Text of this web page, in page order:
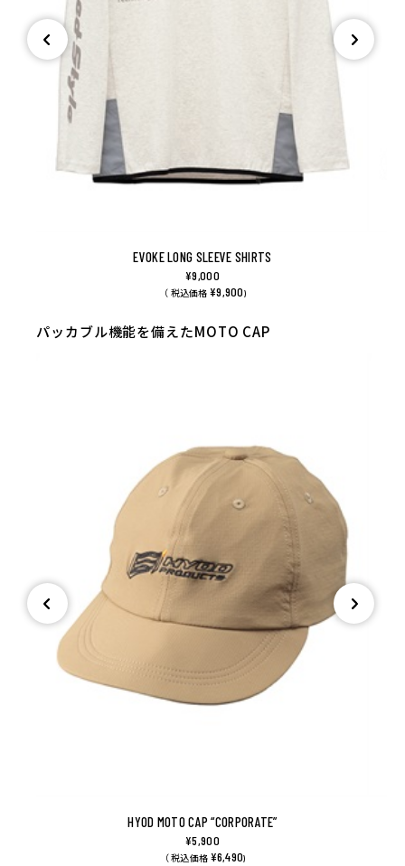
EVOKE LONG SLEEVE SHIRTS
¥9,000
（ 税込価格 ¥9,900)
パッカブル機能を備えたMOTO CAP
HYOD MOTO CAP “CORPORATE”
¥5,900
（ 税込価格 ¥6,490)